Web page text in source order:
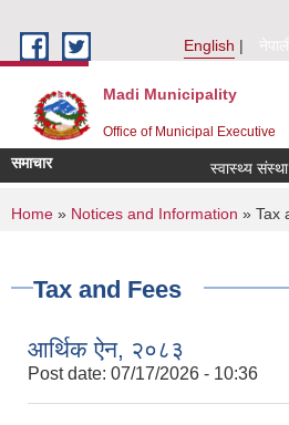
English
नेपाली
Madi Municipality
Office of Municipal Executive
समाचार स्वास्थ्य संस्था
You are here
Home » Notices and Information » Tax
Tax and Fees
आर्थिक ऐन, २०८३
Post date: 07/17/2026 - 10:36